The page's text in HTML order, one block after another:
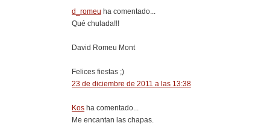
d_romeu ha comentado...
Qué chulada!!!
David Romeu Mont
Felices fiestas ;)
23 de diciembre de 2011 a las 13:38
Kos ha comentado...
Me encantan las chapas.